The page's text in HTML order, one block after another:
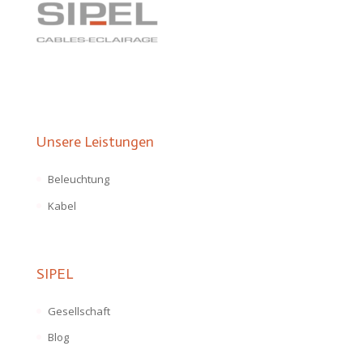
Unsere Leistungen
Beleuchtung
Kabel
SIPEL
Gesellschaft
Blog